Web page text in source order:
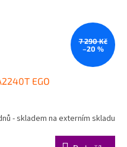
7 290 Kč
–20 %
EGO
- skladem na externím skladu